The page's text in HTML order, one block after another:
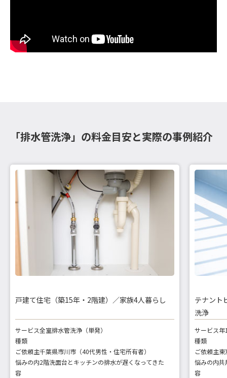
「排水管洗浄」の料金目安と実際の事例紹介
戸建て住宅（築15年・2階建）／家族4人暮らし
サービス
種類
全室排水管洗浄（単発）
ご依頼主千葉県市川市（40代男性・住宅所有者）
悩みの内
容
2階洗面台とキッチンの排水が遅くなってきた
テナント
洗浄
サービス
種類
年
ご依頼主
悩みの内
容